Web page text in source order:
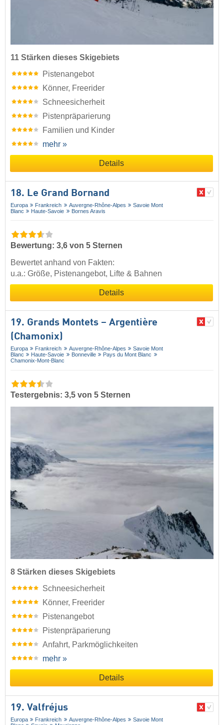
11 Stärken dieses Skigebiets
Pistenangebot
Könner, Freerider
Schneesicherheit
Pistenpräparierung
Familien und Kinder
mehr »
Details
18. Le Grand Bornand
Europa Frankreich Auvergne-Rhône-Alpes
Savoie Mont
Blanc
Haute-Savoie Bornes Aravis
Bewertung: 3,6 von 5 Sternen
Bewertet anhand von Fakten:
u.a.: Größe, Pistenangebot, Lifte & Bahnen
Details
19. Grands Montets – Argentière
(Chamonix)
Europa Frankreich Auvergne-Rhône-Alpes
Savoie Mont
Blanc
Haute-Savoie Bonneville
Pays du Mont Blanc
Chamonix-Mont-Blanc
Testergebnis: 3,5 von 5 Sternen
8 Stärken dieses Skigebiets
Schneesicherheit
Könner, Freerider
Pistenangebot
Pistenpräparierung
Anfahrt, Parkmöglichkeiten
mehr »
Details
19. Valfréjus
Europa Frankreich Auvergne-Rhône-Alpes
Savoie Mont